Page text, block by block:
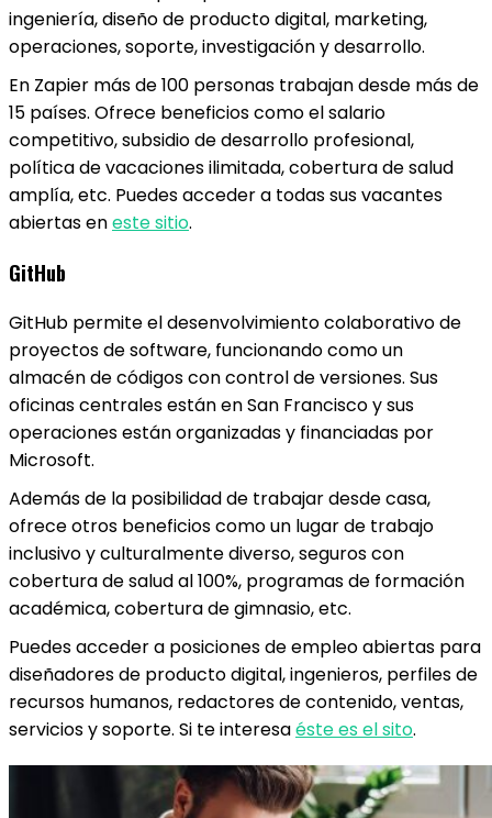
ingeniería, diseño de producto digital, marketing,
operaciones, soporte, investigación y desarrollo.
En Zapier más de 100 personas trabajan desde más de
15 países. Ofrece beneficios como el salario
competitivo, subsidio de desarrollo profesional,
política de vacaciones ilimitada, cobertura de salud
amplía, etc. Puedes acceder a todas sus vacantes
abiertas eneste sitio.
GitHub
GitHub permite el desenvolvimiento colaborativo de
proyectos de software, funcionando como un
almacén de códigos con control de versiones. Sus
oficinas centrales están en San Francisco y sus
operaciones están organizadas y financiadas por
Microsoft.
Además de la posibilidad de trabajar desde casa,
ofrece otros beneficios como un lugar de trabajo
inclusivo y culturalmente diverso, seguros con
cobertura de salud al 100%, programas de formación
académica, cobertura de gimnasio, etc.
Puedes acceder a posiciones de empleo abiertas para
diseñadores de producto digital, ingenieros, perfiles de
recursos humanos, redactores de contenido, ventas,
servicios y soporte. Si te interesaéste es el sito.